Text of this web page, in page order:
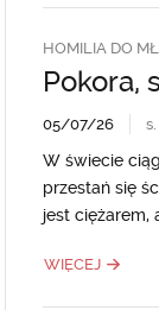
HOMILIA DO
Pokora,
05/07/26
W świecie
przestań się
jest ciężarem,
WIĘCEJ